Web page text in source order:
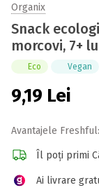
Organix
Snack
morcovi, 7+
Eco Vegan
9,19 Lei
Avantajele Freshful:
Îl poți primi
Ai livrare